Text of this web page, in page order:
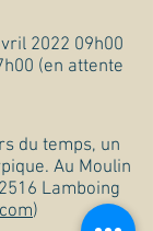
2022 09h00
(en attente
du temps, un
Au Moulin
Lamboing
)